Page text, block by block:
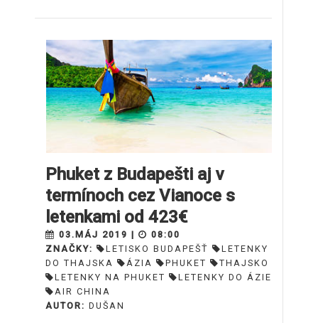
Phuket z Budapešti aj v
termínoch cez Vianoce s
letenkami od 423€
03.MÁJ 2019 |
08:00
ZNAČKY:
LETISKO BUDAPEŠŤ
LETENKY
DO THAJSKA
ÁZIA PHUKET
THAJSKO
LETENKY NA PHUKET
LETENKY DO ÁZIE
AIR CHINA
AUTOR: DUŠAN